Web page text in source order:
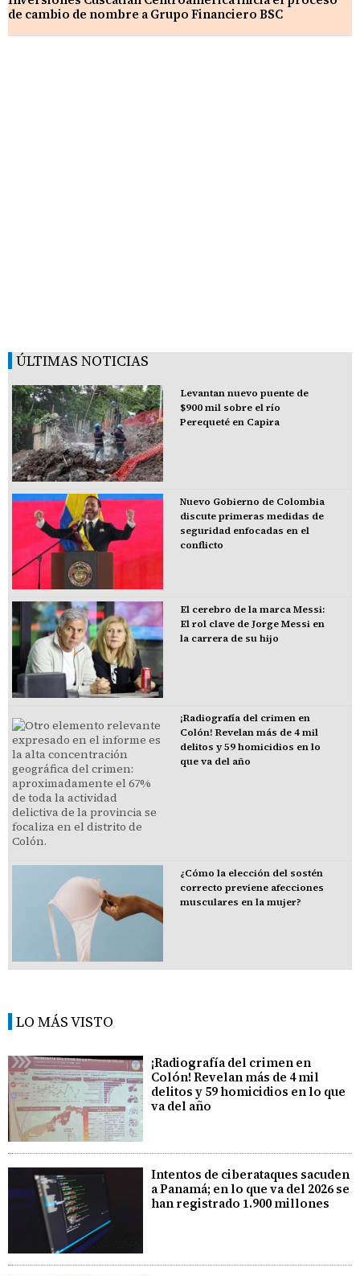
de cambio de nombre a Grupo Financiero BSC
ÚLTIMAS NOTICIAS
Levantan nuevo puente de
$900 mil sobre el río
Perequeté en Capira
Nuevo Gobierno de Colombia
discute primeras medidas de
seguridad enfocadas en el
conflicto
El cerebro de la marca Messi:
El rol clave de Jorge Messi en
la carrera de su hijo
¡Radiografía del crimen en
Colón! Revelan más de 4 mil
delitos y 59 homicidios en lo
que va del año
¿Cómo la elección del sostén
correcto previene afecciones
musculares en la mujer?
LO MÁS VISTO
¡Radiografía del crimen en
Colón! Revelan más de 4 mil
delitos y 59 homicidios en lo que
va del año
Intentos de ciberataques sacuden
a Panamá; en lo que va del 2026 se
han registrado 1.900 millones